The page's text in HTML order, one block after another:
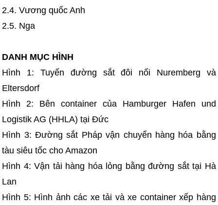
2.4. Vương quốc Anh
2.5. Nga
DANH MỤC HÌNH
Hình 1: Tuyến đường sắt đôi nối Nuremberg và
Eltersdorf
Hình 2: Bên container của Hamburger Hafen und
Logistik AG (HHLA) tại Đức
Hình 3: Đường sắt Pháp vận chuyển hàng hóa bằng
tàu siêu tốc cho Amazon
Hình 4: Vận tải hàng hóa lỏng bằng đường sắt tại Hà
Lan
Hình 5: Hình ảnh các xe tải và xe container xếp hàng